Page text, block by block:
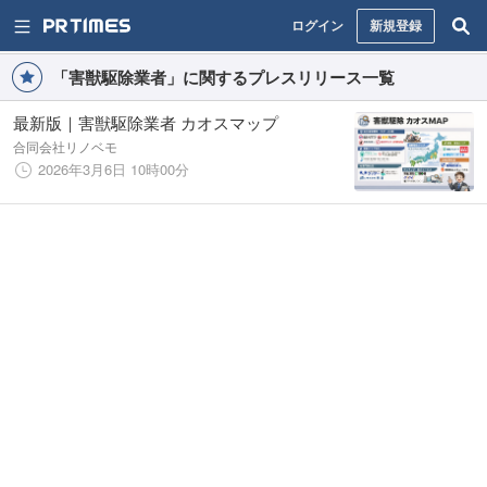
ログイン 新規登録
「害獣駆除業者」に関するプレスリリース一覧
最新版｜害獣駆除業者 カオスマップ
合同会社リノベモ
2026年3月6日 10時00分